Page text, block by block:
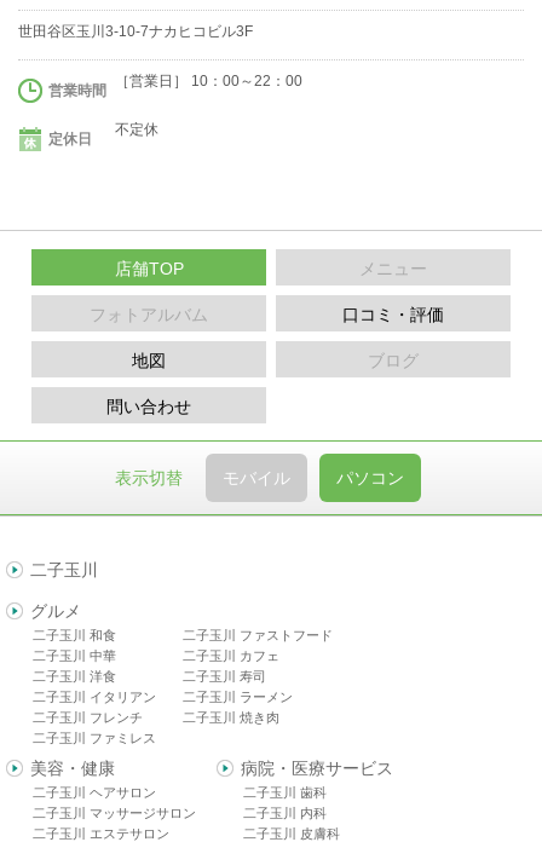
世田谷区玉川3-10-7ナカヒコビル3F
営業時間
［営業日］ 10：00～22：00
定休日
不定休
店舗TOP メニュー
フォトアルバム 口コミ・評価
地図 ブログ
問い合わせ
表示切替 モバイル パソコン
二子玉川
グルメ
二子玉川 和食
二子玉川 中華
二子玉川 洋食
二子玉川 イタリアン
二子玉川 フレンチ
二子玉川 ファミレス
二子玉川 ファストフード
二子玉川 カフェ
二子玉川 寿司
二子玉川 ラーメン
二子玉川 焼き肉
美容・健康
二子玉川 ヘアサロン
二子玉川 マッサージサロン
二子玉川 エステサロン
病院・医療サービス
二子玉川 歯科
二子玉川 内科
二子玉川 皮膚科